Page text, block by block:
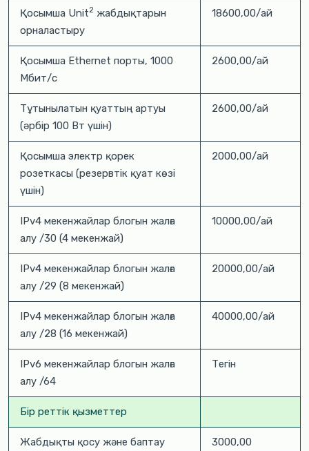
Қосымша Unit2 жабдықтарын
орналастыру
18600,00/ай
Қосымша Ethernet порты, 1000
Мбит/с
2600,00/ай
Тұтынылатын қуаттың артуы
(әрбір 100 Вт үшін)
2600,00/ай
Қосымша электр қорек
розеткасы (резервтік қуат көзі
үшін)
2000,00/ай
IPv4 мекенжайлар блогын жалға
алу /30 (4 мекенжай)
10000,00/ай
IPv4 мекенжайлар блогын жалға
алу /29 (8 мекенжай)
20000,00/ай
IPv4 мекенжайлар блогын жалға
алу /28 (16 мекенжай)
40000,00/ай
IPv6 мекенжайлар блогын жалға
алу /64
Тегін
Бір реттік қызметтер
Жабдықты қосу және баптау 3000,00